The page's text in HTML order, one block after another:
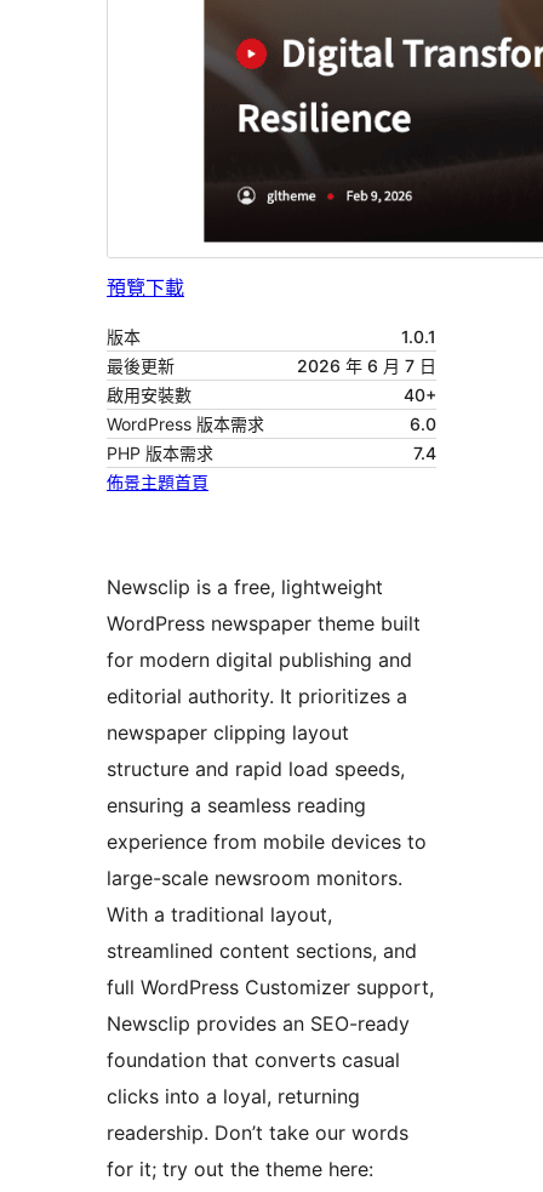
預覽下載
版本
1.0.1
最後更新
2026 年 6 月 7 日
啟用安裝數
40+
WordPress 版本需求
6.0
PHP 版本需求
7.4
佈景主題首頁
Newsclip is a free, lightweight
WordPress newspaper theme built
for modern digital publishing and
editorial authority. It prioritizes a
newspaper clipping layout
structure and rapid load speeds,
ensuring a seamless reading
experience from mobile devices to
large-scale newsroom monitors.
With a traditional layout,
streamlined content sections, and
full WordPress Customizer support,
Newsclip provides an SEO-ready
foundation that converts casual
clicks into a loyal, returning
readership. Don’t take our words
for it; try out the theme here: